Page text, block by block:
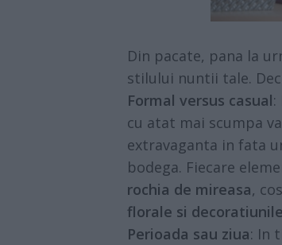
Din pacate, pana la
stilului nuntii tale.
Formal versus casual:
cu atat mai scumpa
extravaganta in fata
bodega. Fiecare
rochia de mireasa,
florale si decoratiunile
Perioada sau ziua: In